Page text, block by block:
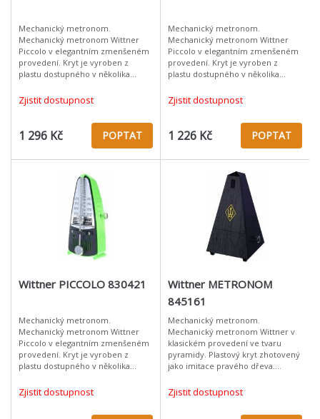
Mechanický metronom.
Mechanický metronom Wittner
Piccolo v elegantním zmenšeném
provedení. Kryt je vyroben z
plastu dostupného v několika
plast Stříbrný Provedení bez
zvonku
Zjistit dostupnost
1 296 Kč POPTAT
Mechanický metronom.
Mechanický metronom Wittner
Piccolo v elegantním zmenšeném
provedení. Kryt je vyroben z
plastu dostupného v několika
plast Růžová Provedení bez
zvonku
Zjistit dostupnost
1 226 Kč POPTAT
Wittner PICCOLO 830421
Mechanický metronom.
Mechanický metronom Wittner
Piccolo v elegantním zmenšeném
provedení. Kryt je vyroben z
plastu dostupného v několika
plast Neonově zelená Provedení
bez zvonku
Zjistit dostupnost
Wittner METRONOM
845161
Mechanický metronom.
Mechanický metronom Wittner v
klasickém provedení ve tvaru
pyramidy. Plastový kryt zhotovený
jako imitace pravého dřeva.
(imitace)Provedení bez
zvonkuMechanický metro
Zjistit dostupnost